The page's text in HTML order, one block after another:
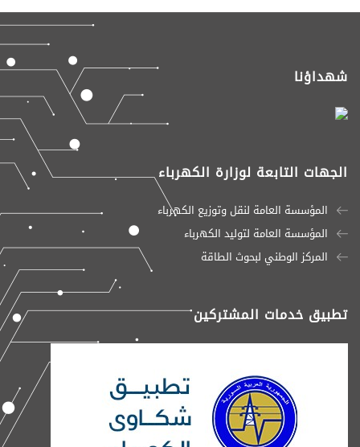
شهداؤنا
الجهات التابعة لوزارة الكهرباء
المؤسسة العامة لنقل وتوزيع الكهرباء
المؤسسة العامة لتوليد الكهرباء
المركز الوطني لبحوث الطاقة
تطبيق خدمات المشتركين